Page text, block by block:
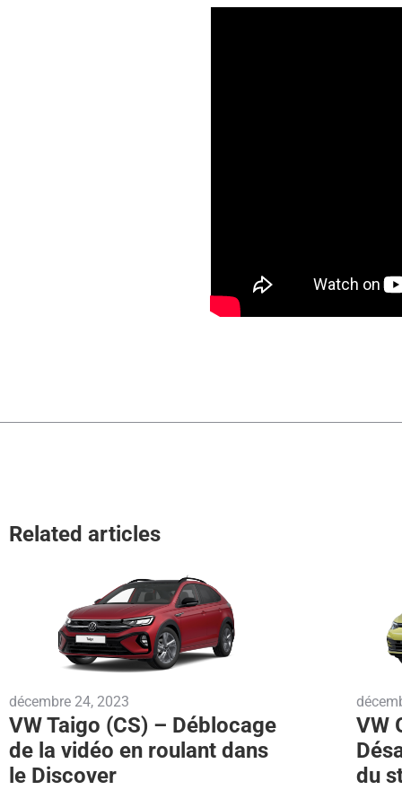
Related articles
décembre 24, 2023
VW Taigo (CS) – Déblocage
de la vidéo en roulant dans
le Discover
VW
du